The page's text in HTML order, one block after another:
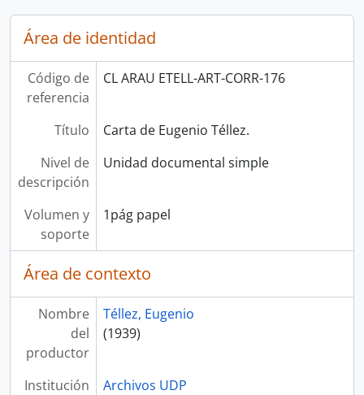
Área de identidad
Código de
referencia
CL ARAU ETELL-ART-CORR-176
Título
Carta de Eugenio Téllez.
Nivel de
descripción
Unidad documental simple
Volumen y
soporte
1pág papel
Área de contexto
Nombre
del
productor
Téllez, Eugenio
(1939)
Institución
Archivos UDP